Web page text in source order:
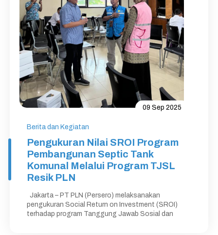
09 Sep 2025
Berita dan Kegiatan
Pengukuran Nilai SROI Program
Pembangunan Septic Tank
Komunal Melalui Program TJSL
Resik PLN
Jakarta – PT PLN (Persero) melaksanakan
pengukuran Social Return on Investment (SROI)
terhadap program Tanggung Jawab Sosial dan